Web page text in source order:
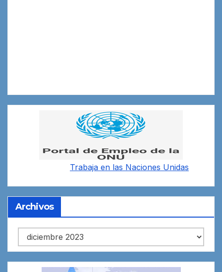
Trabaja en las Naciones Unidas
Archivos
Archivos